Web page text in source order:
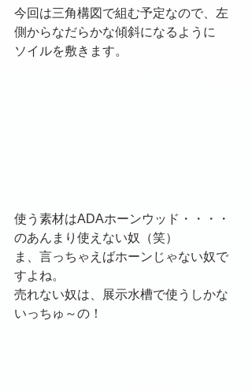
今回は三角構図で組む予定なので、左
側からなだらかな傾斜になるように
ソイルを敷きます。
使う素材はADAホーンウッド・・・・
のあんまり使えない奴（笑）
ま、言っちゃえばホーンじゃない奴で
すよね。
売れない奴は、展示水槽で使うしかな
いっちゅ～の！